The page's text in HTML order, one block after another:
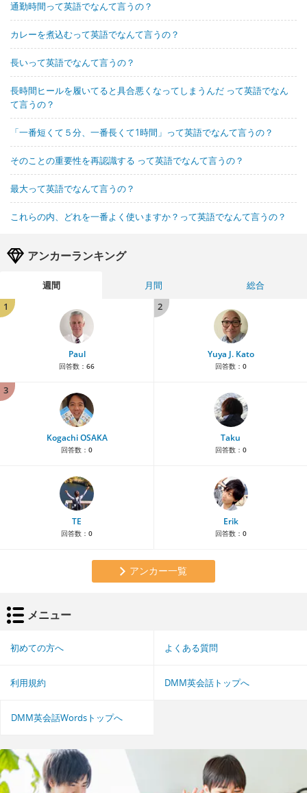
通勤時間って英語でなんて言うの？
カレーを煮込むって英語でなんて言うの？
長いって英語でなんて言うの？
長時間ヒールを履いてると具合悪くなってしまうんだ って英語でなん
て言うの？
「一番短くて５分、一番長くて1時間」って英語でなんて言うの？
そのことの重要性を再認識する って英語でなんて言うの？
最大って英語でなんて言うの？
これらの内、どれを一番よく使いますか？って英語でなんて言うの？
アンカーランキング
週間 月間
総合
1
Paul
回答数： 66
2
Yuya J. Kato
回答数： 0
3
Kogachi OSAKA
回答数： 0
Taku
回答数： 0
TE
回答数： 0
Erik
回答数： 0
アンカー一覧
メニュー
初めての方へ よくある質問
利用規約 DMM英会話トップへ
DMM英会話Wordsトップへ